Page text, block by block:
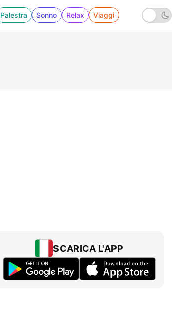
Palestra Sonno Relax Viaggi
SCARICA L'APP